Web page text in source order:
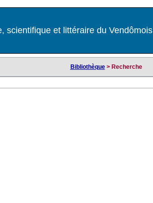
scientifique et littéraire du Vendômois
Bibliothèque> Recherche